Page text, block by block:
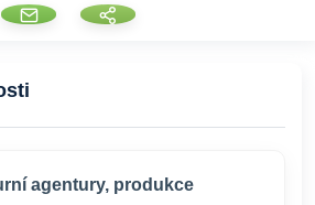
agentury, produkce